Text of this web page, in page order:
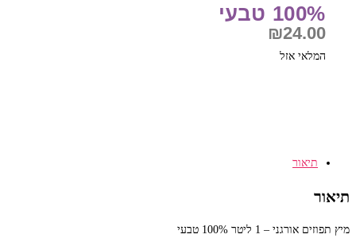
100% טבעי
₪24.00
המלאי אזל
תיאור
תיאור
מיץ תפוזים אורגני – 1 ליטר 100% טבעי